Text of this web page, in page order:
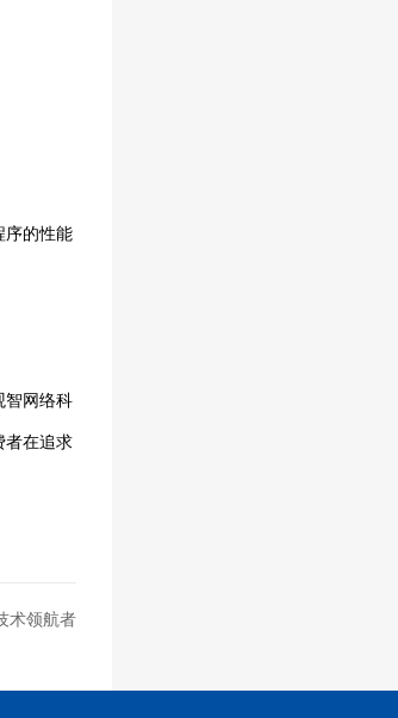
序的性能
智网络科
者在追求
术领航者